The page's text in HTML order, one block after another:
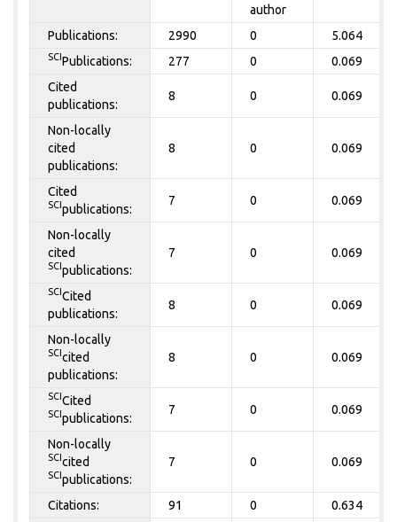
author
Publications: 2990 0 5.064
SCI Publications: 277 0
0.069
Cited
publications:
8 0 0.069
Non-locally
cited
publications:
8 0 0.069
Cited
SCI publications:
7 0 0.069
Non-locally
cited
SCI publications:
7 0 0.069
SCI Cited
publications:
8 0 0.069
Non-locally
SCI cited
publications:
8 0 0.069
SCI Cited
SCI publications:
7 0 0.069
Non-locally
SCI cited
SCI publications:
7 0 0.069
Citations: 91 0
0.634